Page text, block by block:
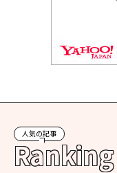
人気の記事
Ranking